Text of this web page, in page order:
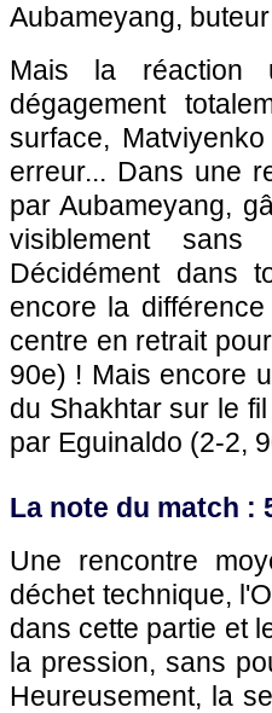
Aubameyang,
Mais la réaction
dégagement
surface,
erreur... Dans une
par Aubameyang,
visiblement
Décidément dans
encore la
centre en retrait
90e) ! Mais encore
du Shakhtar sur le
par Eguinaldo (2-2,
La note du match :
Une rencontre
déchet technique,
dans cette partie et
la pression, sans
Heureusement, la